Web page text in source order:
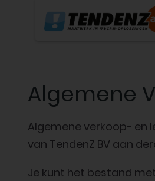
Algemene
Algemene verkoop- en
van TendenZ BV aan
Je kunt het bestand